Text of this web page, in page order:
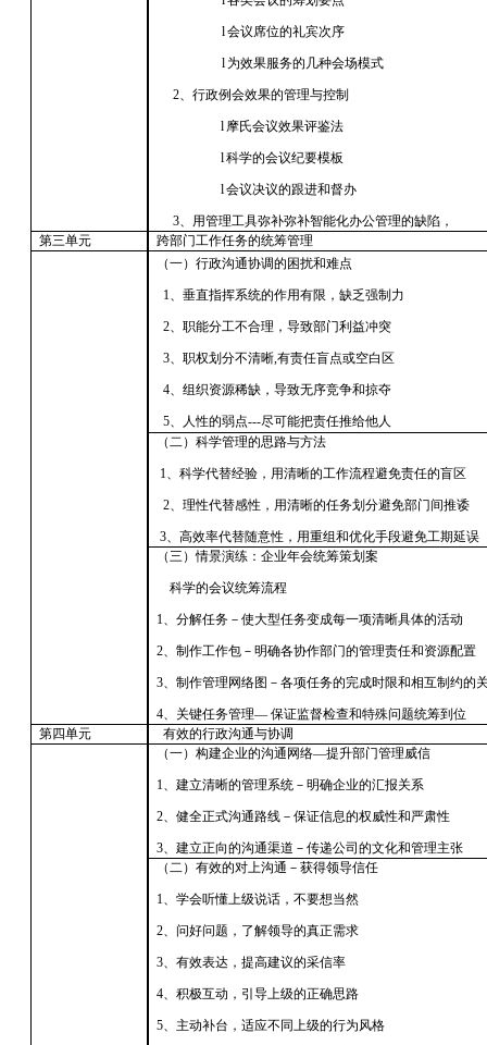
l会议席位的礼宾次序
l 为效果服务的几种会场模式
2、行政例会效果的管理与控制
l 摩氏会议效果评鉴法
l科学的会议纪要模板
l会议决议的跟进和督办
3、用管理工具弥补弥补智能化办公管理的缺陷，
第三单元
跨部门工作任务的统筹管理
（一）行政沟通协调的困扰和难点
1、垂直指挥系统的作用有限，缺乏强制力
2、职能分工不合理，导致部门利益冲突
3、职权划分不清晰,有责任盲点或空白区
4、组织资源稀缺，导致无序竞争和掠夺
5、人性的弱点---尽可能把责任推给他人
（二）科学管理的思路与方法
1、科学代替经验，用清晰的工作流程避免责任的盲区
2、理性代替感性，用清晰的任务划分避免部门间推诿
3、高效率代替随意性，用重组和优化手段避免工期延误
（三）情景演练：企业年会统筹策划案
科学的会议统筹流程
1、分解任务－使大型任务变成每一项清晰具体的活动
2、制作工作包－明确各协作部门的管理责任和资源配置
3、制作管理网络图－各项任务的完成时限和相互制约的
4、关键任务管理— 保证监督检查和特殊问题统筹到位
第四单元
有效的行政沟通与协调
（一）构建企业的沟通网络—提升部门管理威信
1、建立清晰的管理系统－明确企业的汇报关系
2、健全正式沟通路线－保证信息的权威性和严肃性
3、建立正向的沟通渠道－传递公司的文化和管理主张
（二）有效的对上沟通－获得领导信任
1、学会听懂上级说话，不要想当然
2、问好问题，了解领导的真正需求
3、有效表达，提高建议的采信率
4、积极互动，引导上级的正确思路
5、主动补台，适应不同上级的行为风格